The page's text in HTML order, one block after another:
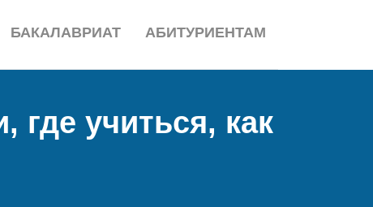
АБИТУРИЕНТАМ
БАКАЛАВРИАТ
учиться, как